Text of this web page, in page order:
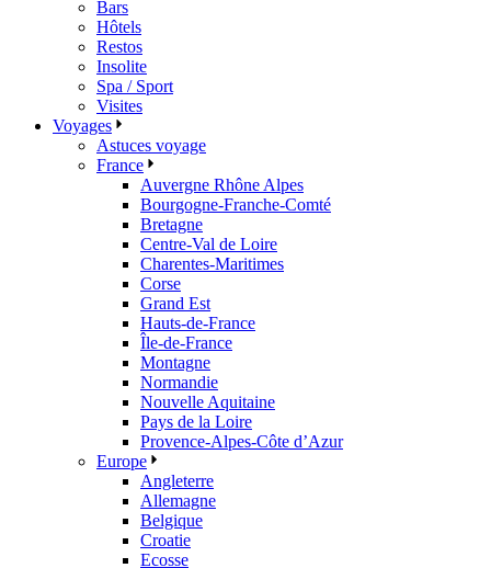
Bars
Hôtels
Restos
Insolite
Spa / Sport
Visites
Voyages
Astuces voyage
France
Auvergne Rhône Alpes
Bourgogne-Franche-Comté
Bretagne
Centre-Val de Loire
Charentes-Maritimes
Corse
Grand Est
Hauts-de-France
Île-de-France
Montagne
Normandie
Nouvelle Aquitaine
Pays de la Loire
Provence-Alpes-Côte d’Azur
Europe
Angleterre
Allemagne
Belgique
Croatie
Ecosse